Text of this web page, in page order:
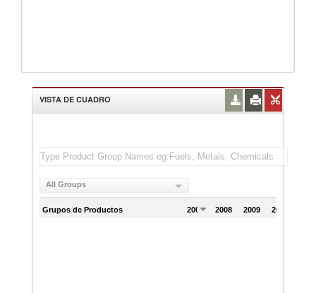
VISTA DE CUADRO
All Groups
Grupos de Productos 2007 2008 2009 2010